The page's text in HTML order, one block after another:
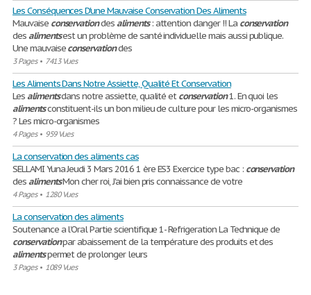
Les Conséquences D'une Mauvaise Conservation Des Aliments
Mauvaise conservationdesaliments: attention danger !! La conservation
desalimentsest un problème de santé individuelle mais aussi publique.
Une mauvaiseconservationdes
3 Pages• 7413 Vues
Les Aliments Dans Notre Assiette, Qualité Et Conservation
Lesalimentsdans notre assiette, qualité etconservation1. En quoi les
alimentsconstituent-ils un bon milieu de culture pour les micro-organismes
? Les micro-organismes
4 Pages• 959 Vues
La conservation des aliments cas
SELLAMI Yuna Jeudi 3 Mars 2016 1 ère ES3 Exercice type bac : conservation
desalimentsMon cher roi, J'ai bien pris connaissance de votre
4 Pages• 1280 Vues
La conservation des aliments
Soutenance a l’Oral Partie scientifique 1- Refrigeration La Technique de
conservationpar abaissement de la température des produits et des
alimentspermet de prolonger leurs
3 Pages• 1089 Vues